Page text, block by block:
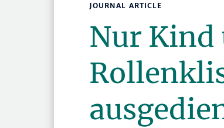
JOURNAL ARTICLE
Nur Kind